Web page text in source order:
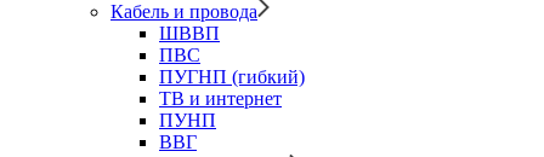
Кабель и провода
ШВВП
ПВС
ПУГНП (гибкий)
ТВ и интернет
ПУНП
ВВГ